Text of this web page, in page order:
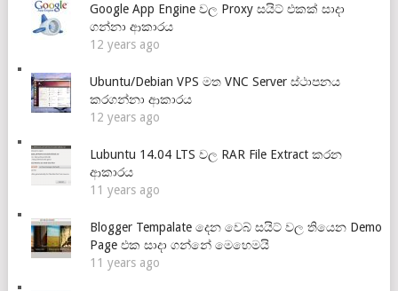
Google App Engine වල Proxy සයිට් එකක් සාදා
ගන්නා ආකාරය
12 years ago
Ubuntu/Debian VPS මත VNC Server ස්ථාපනය
කරගන්නා ආකාරය
12 years ago
Lubuntu 14.04 LTS වල RAR File Extract කරන
ආකාරය
11 years ago
Blogger Tempalate දෙන වෙබ් සයිට් වල තියෙන Demo
Page එක සාදා ගන්නේ මෙහෙමයි
11 years ago